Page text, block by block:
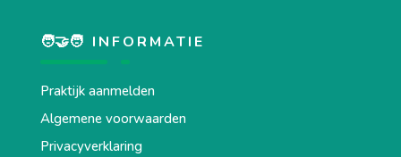
🧑‍🤝‍🧑 INFORMATIE
Praktijk aanmelden
Algemene voorwaarden
Privacyverklaring